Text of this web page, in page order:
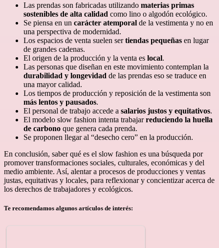
Las prendas son fabricadas utilizando materias primas
sostenibles de alta calidad como lino o algodón ecológico.
Se piensa en un carácter atemporal de la vestimenta y no en
una perspectiva de modernidad.
Los espacios de venta suelen sertiendas pequeñas en lugar
de grandes cadenas.
El origen de la producción y la venta es local.
Las personas que diseñan en este movimiento contemplan la
durabilidad y longevidad de las prendas eso se traduce en
una mayor calidad.
Los tiempos de producción y reposición de la vestimenta son
más lentos y pausados.
El personal de trabajo accede a salarios justos y equitativos.
El modelo slow fashion intenta trabajarreduciendo la huella
de carbono que genera cada prenda.
Se proponen llegar al “desecho cero” en la producción.
En conclusión, saber qué es el slow fashion es una búsqueda por
promover transformaciones sociales, culturales, económicas y del
medio ambiente. Así, alentar a procesos de producciones y ventas
justas, equitativas y locales, para reflexionar y concientizar acerca de
los derechos de trabajadores y ecológicos.
Te recomendamos algunos artículos de interés: